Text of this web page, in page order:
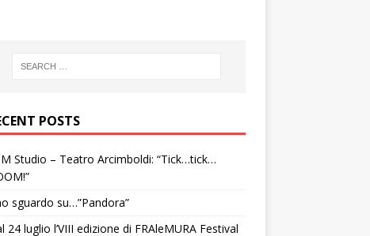
POSTS
Studio – Teatro Arcimboldi: “Tick…tick…
sguardo su…”Pandora”
24 luglio l’VIII edizione di FRAleMURA Festival